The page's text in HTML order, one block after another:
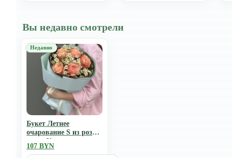
Вы недавно смотрели
Букет Летнее
очарование S из роз
сорта Кахала,
танацетума
107 BYN